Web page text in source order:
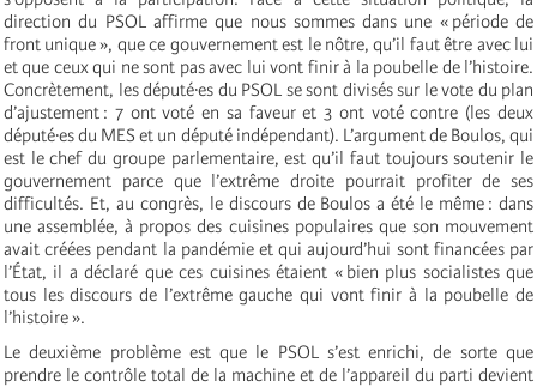
direction du PSOL affirme que nous sommes dans une « période de
front unique », que ce gouvernement est le nôtre, qu’il faut être avec lui
et que ceux qui ne sont pas avec lui vont finir à la poubelle de l’histoire.
Concrètement, les député·es du PSOL se sont divisés sur le vote du plan
d’ajustement : 7 ont voté en sa faveur et 3 ont voté contre (les deux
député·es du MES et un député indépendant). L’argument de Boulos, qui
est le chef du groupe parlementaire, est qu’il faut toujours soutenir le
gouvernement parce que l’extrême droite pourrait profiter de ses
difficultés. Et, au congrès, le discours de Boulos a été le même : dans
une assemblée, à propos des cuisines populaires que son mouvement
avait créées pendant la pandémie et qui aujourd’hui sont financées par
l’État, il a déclaré que ces cuisines étaient « bien plus socialistes que
tous les discours de l’extrême gauche qui vont finir à la poubelle de
l’histoire ».
Le deuxième problème est que le PSOL s’est enrichi, de sorte que
prendre le contrôle total de la machine et de l’appareil du parti devient